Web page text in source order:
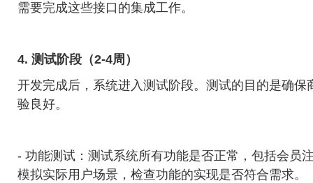
需要完成这些接口的集成工作。
4. 测试阶段（2-4周）
开发完成后，系统进入测试阶段。测试的目的是确
验良好。
- 功能测试：测试系统所有功能是否正常，包括会员
模拟实际用户场景，检查功能的实现是否符合需求。